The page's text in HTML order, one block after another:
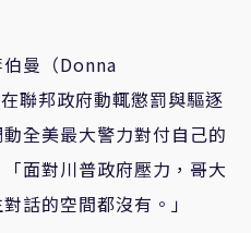
曼（Donna
聯邦政府動輒懲罰與驅逐
全美最大警力對付自己的
面對川普政府壓力，哥大
話的空間都沒有。」